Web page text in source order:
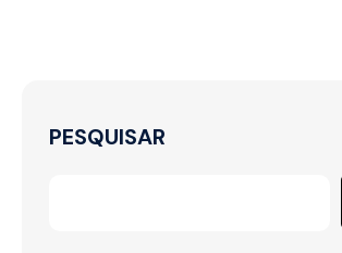
PESQUISAR